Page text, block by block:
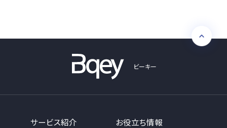
ビーキー
サービス紹介
お役立ち情報